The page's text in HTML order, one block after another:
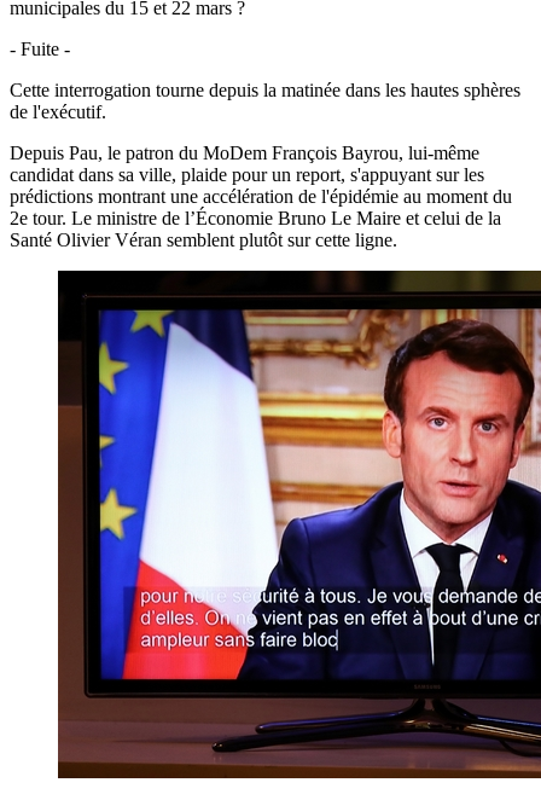
municipales du 15 et 22 mars ?
- Fuite -
Cette interrogation tourne depuis la matinée dans les hautes sphères
de l'exécutif.
Depuis Pau, le patron du MoDem François Bayrou, lui-même
candidat dans sa ville, plaide pour un report, s'appuyant sur les
prédictions montrant une accélération de l'épidémie au moment du
2e tour. Le ministre de l’Économie Bruno Le Maire et celui de la
Santé Olivier Véran semblent plutôt sur cette ligne.